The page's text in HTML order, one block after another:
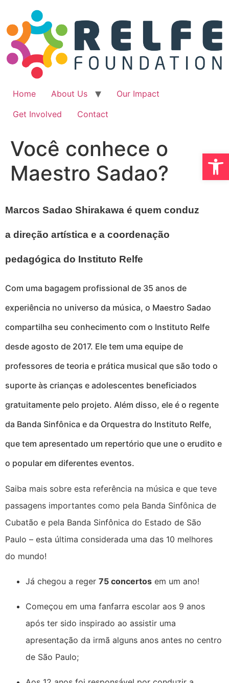
Abrir
conteúdo
Home About Us
Our Impact
Get Involved
Contact
Você conhece o
Maestro Sadao?
Marcos Sadao Shirakawa é quem conduz
a direção artística e a coordenação
pedagógica do Instituto Relfe
Com uma bagagem profissional de 35 anos de
experiência no universo da música, o Maestro Sadao
compartilha seu conhecimento com o Instituto Relfe
desde agosto de 2017. Ele tem uma equipe de
professores de teoria e prática musical que são todo o
suporte às crianças e adolescentes beneficiados
gratuitamente pelo projeto. Além disso, ele é o regente
da Banda Sinfônica e da Orquestra do Instituto Relfe,
que tem apresentado um repertório que une o erudito e
o popular em diferentes eventos.
Saiba mais sobre esta referência na música e que teve
passagens importantes como pela Banda Sinfônica de
Cubatão e pela Banda Sinfônica do Estado de São
Paulo – esta última considerada uma das 10 melhores
do mundo!
Já chegou a reger 75 concertos em um ano!
Começou em uma fanfarra escolar aos 9 anos
após ter sido inspirado ao assistir uma
apresentação da irmã alguns anos antes no centro
de São Paulo;